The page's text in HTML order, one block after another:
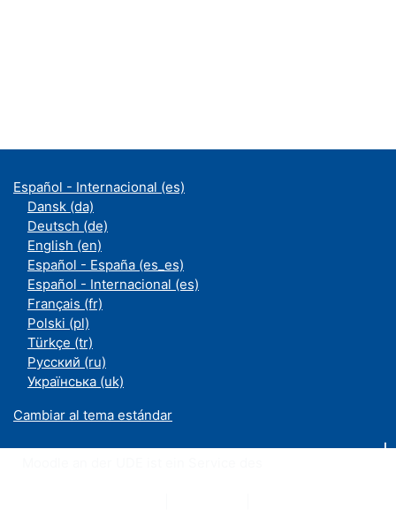
Español - Internacional ‎(es)‎
Dansk ‎(da)‎
Deutsch ‎(de)‎
English ‎(en)‎
Español - España ‎(es_es)‎
Español - Internacional ‎(es)‎
Français ‎(fr)‎
Polski ‎(pl)‎
Türkçe ‎(tr)‎
Русский ‎(ru)‎
Українська ‎(uk)‎
Cambiar al tema estándar